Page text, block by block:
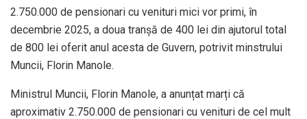
2.750.000 de pensionari cu venituri mici vor primi, în
decembrie 2025, a doua tranșă de 400 lei din ajutorul total
de 800 lei oferit anul acesta de Guvern, potrivit minstrului
Muncii, Florin Manole.
Ministrul Muncii, Florin Manole, a anunțat marți că
aproximativ 2.750.000 de pensionari cu venituri de cel mult